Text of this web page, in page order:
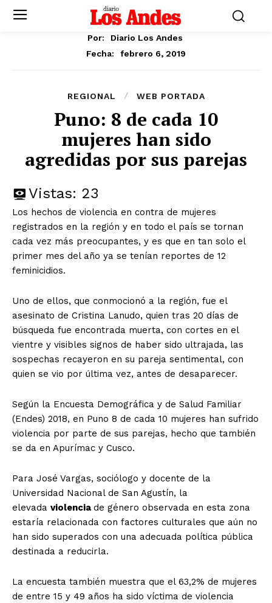
Por:
Diario Los Andes
Fecha:
febrero 6, 2019
REGIONAL WEB PORTADA
Puno: 8 de cada 10
mujeres han sido
agredidas por sus parejas
Vistas: 23
Los hechos de violencia en contra de mujeres
registrados en la región y en todo el país se tornan
cada vez más preocupantes, y es que en tan solo el
primer mes del año ya se tenían reportes de 12
feminicidios.
Uno de ellos, que conmocionó a la región, fue el
asesinato de Cristina Lanudo, quien tras 20 días de
búsqueda fue encontrada muerta, con cortes en el
vientre y visibles signos de haber sido ultrajada, las
sospechas recayeron en su pareja sentimental, con
quien se vio por última vez, antes de desaparecer.
Según la Encuesta Demográfica y de Salud Familiar
(Endes) 2018, en Puno 8 de cada 10 mujeres han sufrido
violencia por parte de sus parejas, hecho que también
se da en Apurímac y Cusco.
Para José Vargas, sociólogo y docente de la
Universidad Nacional de San Agustín, la
elevada violencia de género observada en esta zona
estaría relacionada con factores culturales que aún no
han sido superados con una adecuada política pública
destinada a reducirla.
La encuesta también muestra que el 63,2% de mujeres
de entre 15 y 49 años ha sido víctima de violencia